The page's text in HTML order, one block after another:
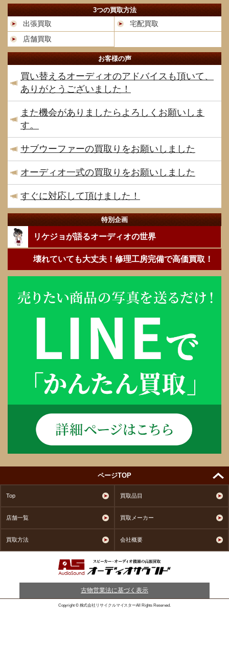
3つの買取方法
出張買取
宅配買取
店舗買取
お客様の声
買い替えるオーディオのアドバイスも頂いて、
ありがとうございました！
また機会がありましたらよろしくお願いしま
す。
サブウーファーの買取りをお願いしました
オーディオ一式の買取りをお願いしました
すぐに対応して頂けました！
特別企画
リケジョが語るオーディオの世界
壊れていても大丈夫！修理工房完備で高価買取！
ページTOP
Top 買取品目
店舗一覧 買取メーカー
買取方法 会社概要
古物営業法に基づく表示
Copyright © 株式会社リサイクルマイスターAll Rights Reserved.